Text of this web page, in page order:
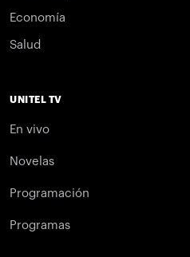
Economía
Salud
UNITEL TV
En vivo
Novelas
Programación
Programas